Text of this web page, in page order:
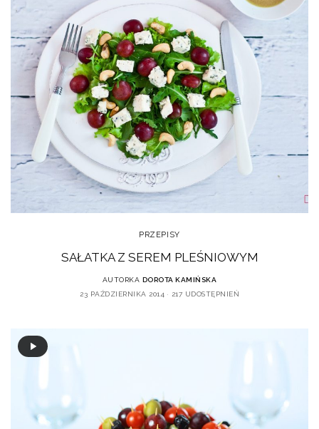
PRZEPISY
SAŁATKA Z SEREM PLEŚNIOWYM
AUTORKA DOROTA KAMIŃSKA
23 PAŹDZIERNIKA 2014
217 UDOSTĘPNIEŃ